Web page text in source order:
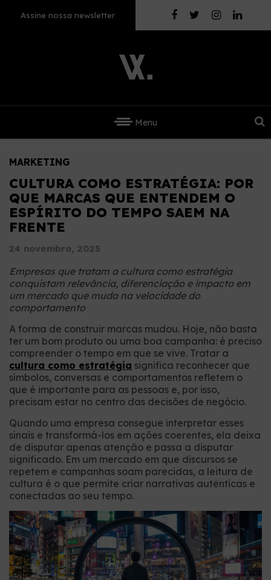
Assine nossa newsletter
Menu
MARKETING
CULTURA COMO ESTRATÉGIA: POR
QUE MARCAS QUE ENTENDEM O
ESPÍRITO DO TEMPO SAEM NA
FRENTE
24 novembro, 2025
Empresas que tratam a cultura como estratégia
conquistam relevância, diferenciação e impacto em
um mercado que muda na velocidade do
comportamento
A forma de construir marcas mudou. Hoje, não basta
ter um bom produto ou uma boa campanha: é preciso
compreender o tempo em que se vive. Tratar a
cultura como estratégia significa reconhecer que
símbolos, conversas e comportamentos refletem o
que é importante para as pessoas e, por isso,
precisam estar no centro das decisões de negócio.
Quando uma empresa consegue interpretar esses
sinais e transformá-los em ações coerentes, ela deixa
de disputar apenas atenção e passa a disputar
significado. Em um mercado em que discursos se
repetem e campanhas soam parecidas, a leitura de
cultura é o que permite criar narrativas autênticas e
conectadas ao seu tempo.